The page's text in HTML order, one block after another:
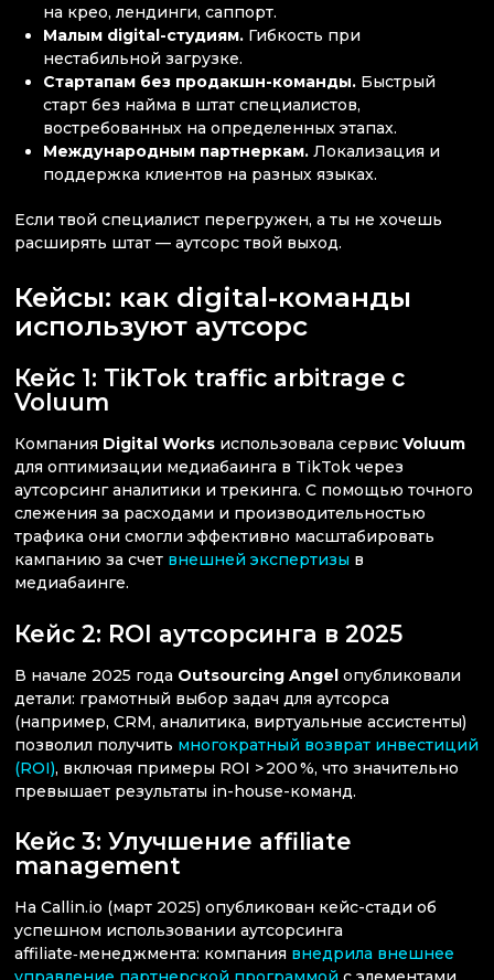
на крео, лендинги, саппорт.
Малым digital-студиям. Гибкость при
нестабильной загрузке.
Стартапам без продакшн-команды. Быстрый
старт без найма в штат специалистов,
востребованных на определенных этапах.
Международным партнеркам. Локализация и
поддержка клиентов на разных языках.
Если твой специалист перегружен, а ты не хочешь
расширять штат — аутсорс твой выход.
Кейсы: как digital-команды
используют аутсорс
Кейс 1: TikTok traffic arbitrage с
Voluum
Компания Digital Works использовала сервис Voluum
для оптимизации медиабаинга в TikTok через
аутсорсинг аналитики и трекинга. С помощью точного
слежения за расходами и производительностью
трафика они смогли эффективно масштабировать
кампанию за счет внешней экспертизы в
медиабаинге.
Кейс 2: ROI аутсорсинга в 2025
В начале 2025 года Outsourcing Angel опубликовали
детали: грамотный выбор задач для аутсорса
(например, CRM, аналитика, виртуальные ассистенты)
позволил получить многократный возврат инвестиций
(ROI), включая примеры ROI > 200 %, что значительно
превышает результаты in-house-команд.
Кейс 3: Улучшение affiliate
management
На Callin.io (март 2025) опубликован кейс-стади об
успешном использовании аутсорсинга
affiliate‑менеджмента: компания внедрила внешнее